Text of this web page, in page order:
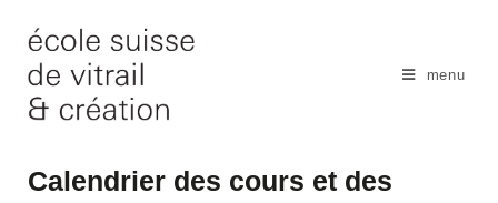
content
menu
Calendrier des cours et des